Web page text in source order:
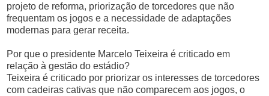
projeto de reforma, priorização de torcedores que não
frequentam os jogos e a necessidade de adaptações
modernas para gerar receita.
Por que o presidente Marcelo Teixeira é criticado em
relação à gestão do estádio?
Teixeira é criticado por priorizar os interesses de torcedores
com cadeiras cativas que não comparecem aos jogos, o